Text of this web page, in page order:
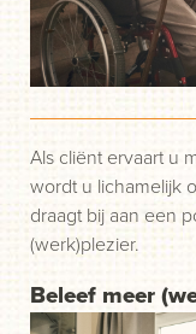
Beleef meer
Als cliënt ervaart u
wordt u lichamelijk
draagt bij aan een
(werk)plezier.